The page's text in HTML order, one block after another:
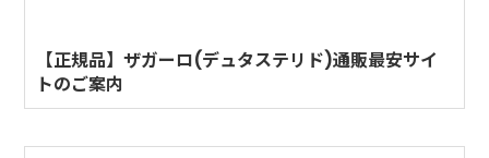
【正規品】ザガーロ(デュタステリド)通販最安サイ
トのご案内